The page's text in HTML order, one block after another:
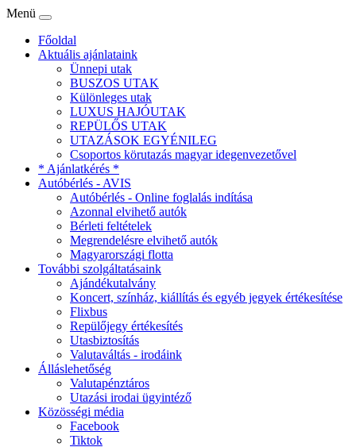
Menü
Főoldal
Aktuális ajánlataink
Ünnepi utak
BUSZOS UTAK
Különleges utak
LUXUS HAJÓUTAK
REPÜLŐS UTAK
UTAZÁSOK EGYÉNILEG
Csoportos körutazás magyar idegenvezetővel
* Ajánlatkérés *
Autóbérlés - AVIS
Autóbérlés - Online foglalás indítása
Azonnal elvihető autók
Bérleti feltételek
Megrendelésre elvihető autók
Magyarországi flotta
További szolgáltatásaink
Ajándékutalvány
Koncert, színház, kiállítás és egyéb jegyek értékesítése
Flixbus
Repülőjegy értékesítés
Utasbiztosítás
Valutaváltás - irodáink
Álláslehetőség
Valutapénztáros
Utazási irodai ügyintéző
Közösségi média
Facebook
Tiktok